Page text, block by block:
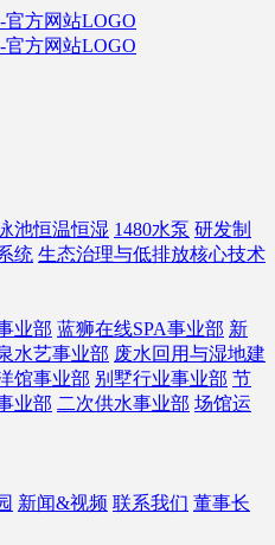
池恒温恒湿 1480水泵 研发制
统 生态治理与低排放核心技术
业部 蓝狮在线SPA事业部 新
水艺事业部 废水回用与湿地建
馆事业部 别墅行业事业部 节
业部 二次供水事业部 场馆运
新闻&视频 联系我们 董事长